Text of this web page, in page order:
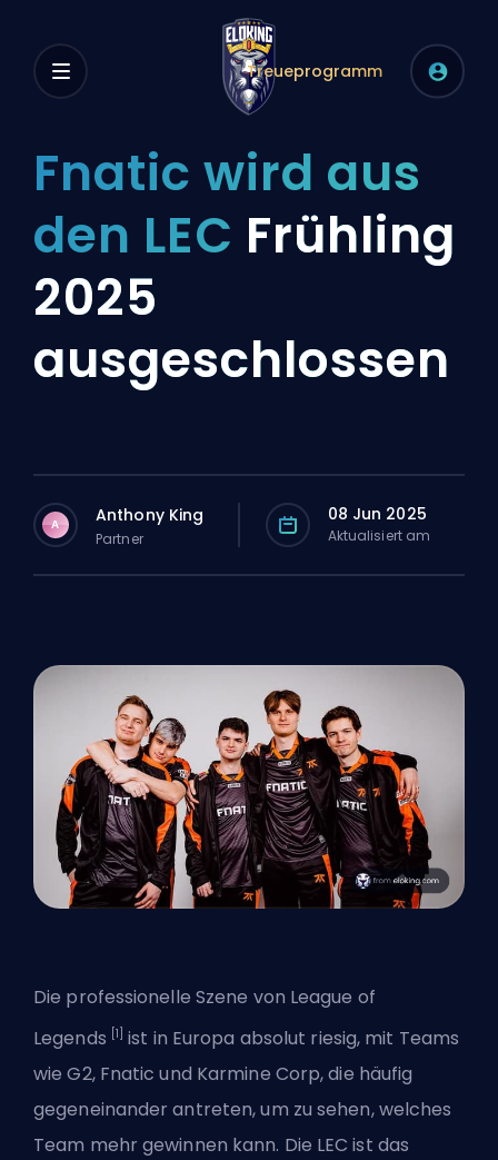
Treueprogramm
Fnatic wird aus
den LEC Frühling
2025
ausgeschlossen
A Anthony King
Partner
08 Jun 2025
Aktualisiert am
Die professionelle Szene von League of
Legends [1] ist in Europa absolut riesig, mit Teams
wie G2, Fnatic und Karmine Corp, die häufig
gegeneinander antreten, um zu sehen, welches
Team mehr gewinnen kann. Die LEC ist das